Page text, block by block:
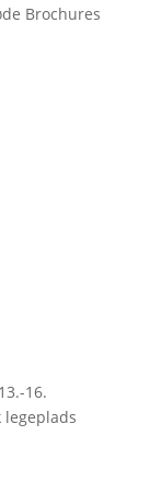
Brochures
16.